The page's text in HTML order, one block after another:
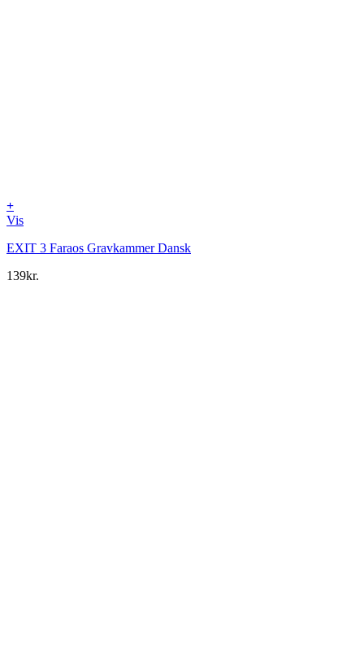
+
Vis
EXIT 3 Faraos Gravkammer Dansk
139kr.